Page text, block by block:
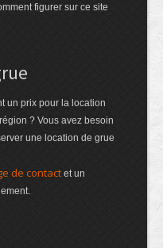
figurer sur ce site
un prix pour la location
? Vous avez besoin
une location de grue
de contact et un